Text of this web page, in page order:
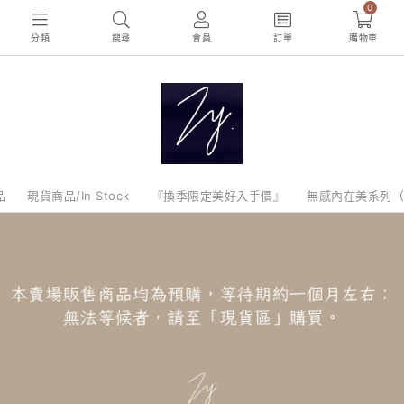
分類 搜尋 會員 訂單
0
購物車
現貨商品/In Stock 『換季限定美好入手價』 無感內在美系列